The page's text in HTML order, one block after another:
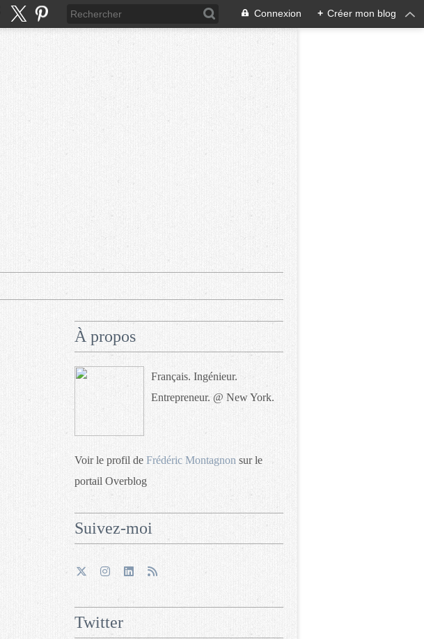
Connexion + Créer mon blog
À propos
Français. Ingénieur.
Entrepreneur. @ New York.
Voir le profil de Frédéric Montagnon sur le
portail Overblog
Suivez-moi
Twitter